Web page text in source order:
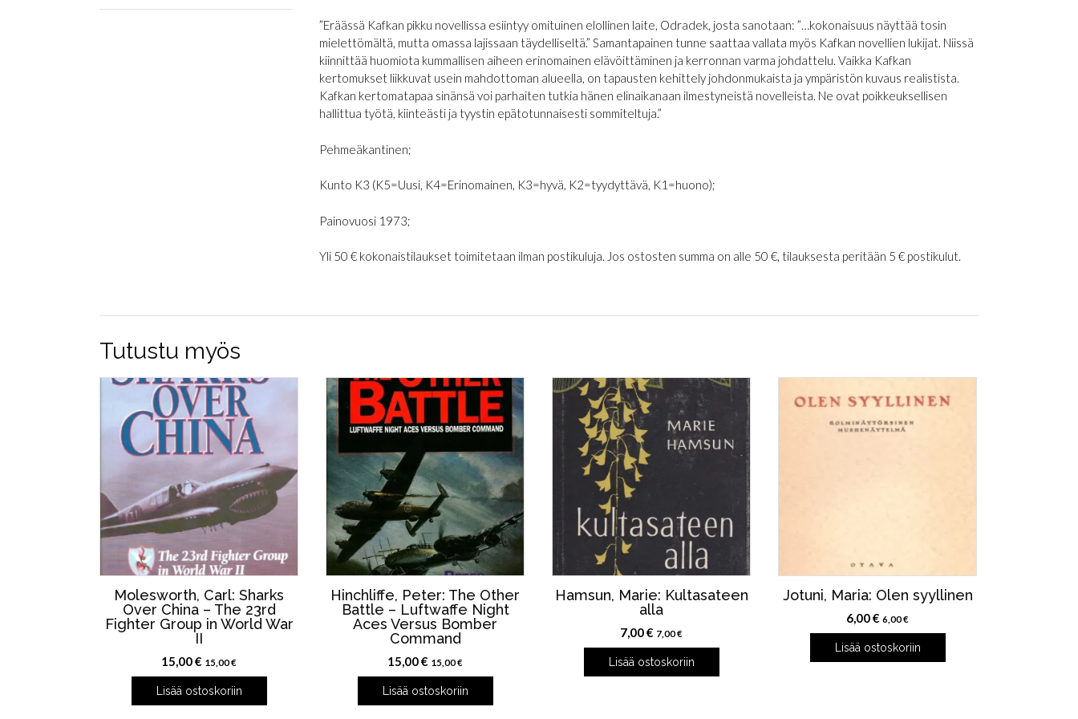
”Eräässä Kafkan pikku novellissa esiintyy omituinen elollinen laite, Odradek, josta sanotaan: ”…kokonaisuus näyttää tosin
mielettömältä, mutta omassa lajissaan täydelliseltä.” Samantapainen tunne saattaa vallata myös Kafkan novellien lukijat. Niissä
kiinnittää huomiota kummallisen aiheen erinomainen elävöittäminen ja kerronnan varma johdattelu. Vaikka Kafkan
kertomukset liikkuvat usein mahdottoman alueella, on tapausten kehittely johdonmukaista ja ympäristön kuvaus realistista.
Kafkan kertomatapaa sinänsä voi parhaiten tutkia hänen elinaikanaan ilmestyneistä novelleista. Ne ovat poikkeuksellisen
hallittua työtä, kiinteästi ja tyystin epätotunnaisesti sommiteltuja.”
Pehmeäkantinen;
Kunto K3 (K5=Uusi, K4=Erinomainen, K3=hyvä, K2=tyydyttävä, K1=huono);
Painovuosi 1973;
Yli 50 € kokonaistilaukset toimitetaan ilman postikuluja. Jos ostosten summa on alle 50 €, tilauksesta peritään 5 € postikulut.
Tutustu myös
Molesworth, Carl: Sharks
Over China – The 23rd
Fighter Group in World War
II
15,00€ 15,00€
Lisää ostoskoriin
Hinchliffe, Peter: The Other
Battle – Luftwaffe Night
Aces Versus Bomber
Command
15,00€ 15,00€
Lisää ostoskoriin
Hamsun, Marie: Kultasateen
alla
7,00€ 7,00€
Lisää ostoskoriin
Jotuni, Maria: Olen syyllinen
6,00€ 6,00€
Lisää ostoskoriin